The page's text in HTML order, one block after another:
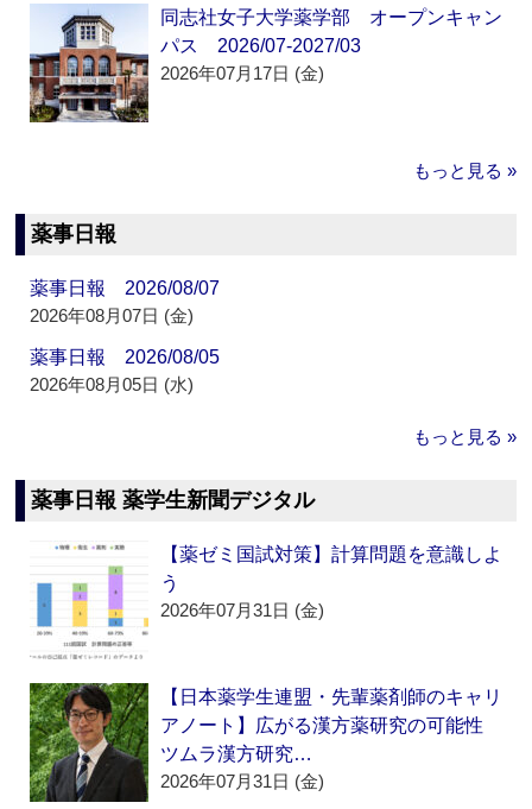
同志社女子大学薬学部 オープンキャン
パス 2026/07-2027/03
2026年07月17日 (金)
もっと見る »
薬事日報
薬事日報 2026/08/07
2026年08月07日 (金)
薬事日報 2026/08/05
2026年08月05日 (水)
もっと見る »
薬事日報 薬学生新聞デジタル
【薬ゼミ国試対策】計算問題を意識しよ
う
2026年07月31日 (金)
【日本薬学生連盟・先輩薬剤師のキャリ
アノート】広がる漢方薬研究の可能性
ツムラ漢方研究…
2026年07月31日 (金)